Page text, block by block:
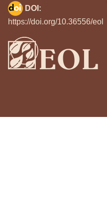
DOI:
https://doi.org/10.36556/eol